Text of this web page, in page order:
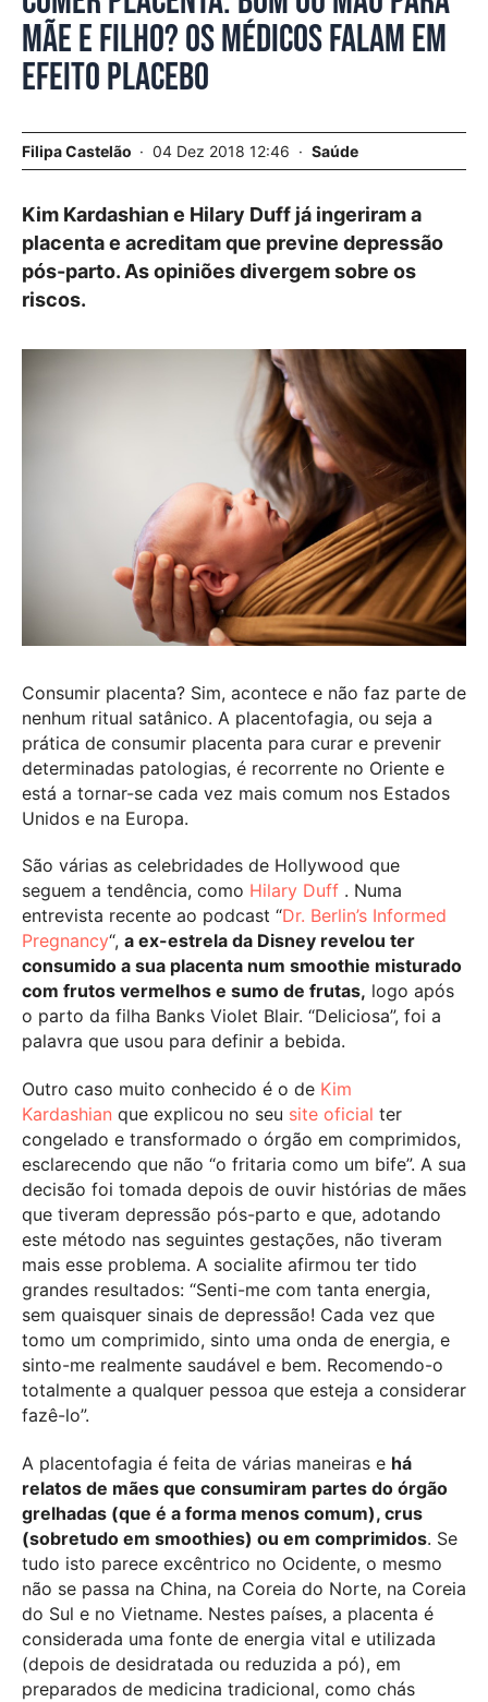
mãe e filho? Os médicos falam em
efeito placebo
Filipa Castelão 04 Dez 2018 12:46 Saúde
Kim Kardashian e Hilary Duff já ingeriram a
placenta e acreditam que previne depressão
pós-parto. As opiniões divergem sobre os
riscos.
Consumir placenta? Sim, acontece e não faz parte de
nenhum ritual satânico. A placentofagia, ou seja a
prática de consumir placenta para curar e prevenir
determinadas patologias, é recorrente no Oriente e
está a tornar-se cada vez mais comum nos Estados
Unidos e na Europa.
São várias as celebridades de Hollywood que
seguem a tendência, como Hilary Duff . Numa
entrevista recente ao podcast “Dr. Berlin’s Informed
Pregnancy“, a ex-estrela da Disney revelou ter
consumido a sua placenta num smoothie misturado
com frutos vermelhos e sumo de frutas, logo após
o parto da filha Banks Violet Blair. “Deliciosa”, foi a
palavra que usou para definir a bebida.
Outro caso muito conhecido é o de Kim
Kardashian que explicou no seu site oficial ter
congelado e transformado o órgão em comprimidos,
esclarecendo que não “o fritaria como um bife”. A sua
decisão foi tomada depois de ouvir histórias de mães
que tiveram depressão pós-parto e que, adotando
este método nas seguintes gestações, não tiveram
mais esse problema. A socialite afirmou ter tido
grandes resultados: “Senti-me com tanta energia,
sem quaisquer sinais de depressão! Cada vez que
tomo um comprimido, sinto uma onda de energia, e
sinto-me realmente saudável e bem. Recomendo-o
totalmente a qualquer pessoa que esteja a considerar
fazê-lo”.
A placentofagia é feita de várias maneiras e há
relatos de mães que consumiram partes do órgão
grelhadas (que é a forma menos comum), crus
(sobretudo em smoothies) ou em comprimidos. Se
tudo isto parece excêntrico no Ocidente, o mesmo
não se passa na China, na Coreia do Norte, na Coreia
do Sul e no Vietname. Nestes países, a placenta é
considerada uma fonte de energia vital e utilizada
(depois de desidratada ou reduzida a pó), em
preparados de medicina tradicional, como chás